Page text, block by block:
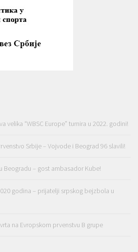
velika “WBSC Europe” turnira u 2022. godini!
Srbije – Vojvode i Beograd 96 slavili!
Beogradu – gost ambasador Kube!
godina – prijatelji srpskog bejzbola u
na Evropskom prvenstvu B grupe